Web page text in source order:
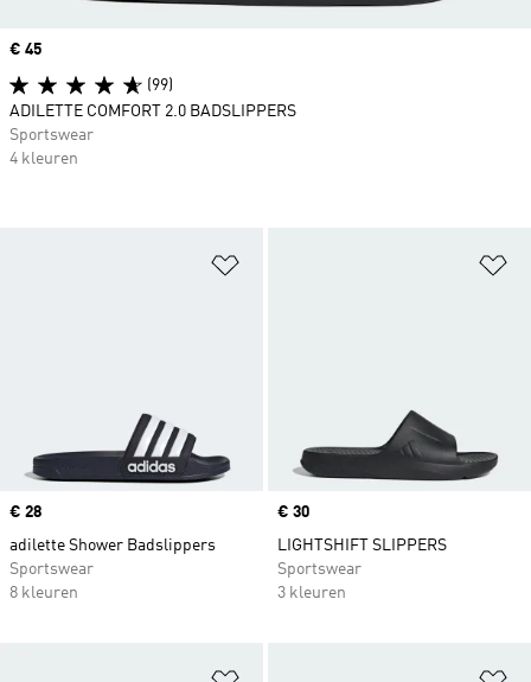
Price
€ 28
adilette Shower Badslippers
Sportswear
8 kleuren
Price
€ 30
LIGHTSHIFT SLIPPERS
Sportswear
3 kleuren
Price
€ 45
(99)
ADILETTE COMFORT 2.0 BADSLIPPERS
Sportswear
4 kleuren